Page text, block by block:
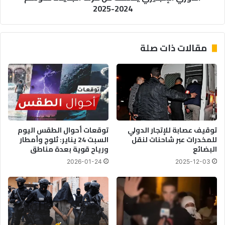
2024-2025
مقالات ذات صلة
توقيف عصابة للإتجار الدولي
للمخدرات عبر شاحنات لنقل
البضائع
2025-12-03
توقعات أحوال الطقس اليوم
السبت 24 يناير: ثلوج وأمطار
ورياح قوية بعدة مناطق
2026-01-24